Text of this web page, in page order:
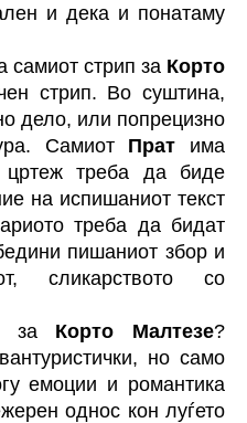
и дека и понатаму
самиот стрип за Корто
стрип. Во суштина,
дело, или попрецизно
Самиот Прат има
цртеж треба да биде
на испишаниот текст
треба да бидат
пишаниот збор и
сликарството со
за Корто Малтезе?
но само
емоции и романтика
однос кон луѓето